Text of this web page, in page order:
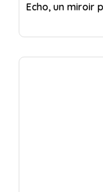
Echo, un miroir